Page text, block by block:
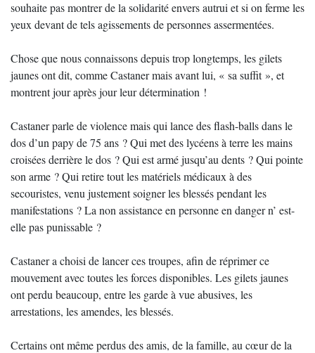
souhaite pas montrer de la solidarité envers autrui et si on ferme les
yeux devant de tels agissements de personnes assermentées.
Chose que nous connaissons depuis trop longtemps, les gilets
jaunes ont dit, comme Castaner mais avant lui, « sa suffit », et
montrent jour après jour leur détermination !
Castaner parle de violence mais qui lance des flash-balls dans le
dos d’un papy de 75 ans ? Qui met des lycéens à terre les mains
croisées derrière le dos ? Qui est armé jusqu’au dents ? Qui pointe
son arme ? Qui retire tout les matériels médicaux à des
secouristes, venu justement soigner les blessés pendant les
manifestations ? La non assistance en personne en danger n’ est-
elle pas punissable ?
Castaner a choisi de lancer ces troupes, afin de réprimer ce
mouvement avec toutes les forces disponibles. Les gilets jaunes
ont perdu beaucoup, entre les garde à vue abusives, les
arrestations, les amendes, les blessés.
Certains ont même perdus des amis, de la famille, au cœur de la